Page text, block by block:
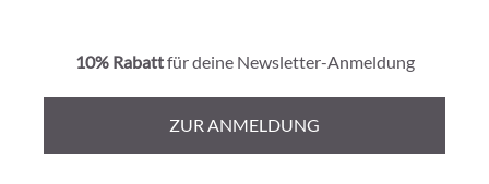
10% Rabattfür deine Newsletter-Anmeldung
ZUR ANMELDUNG